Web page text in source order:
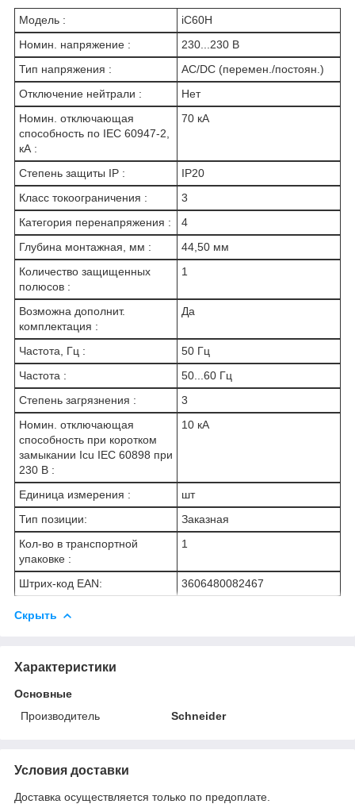
Модель :
iC60H
Номин. напряжение :
230...230 В
Тип напряжения :
AC/DC (перемен./постоян.)
Отключение нейтрали :
Нет
Номин. отключающая
способность по IEC 60947-2,
кА :
70 кА
Степень защиты IP :
IP20
Класс токоограничения :
3
Категория перенапряжения :
4
Глубина монтажная, мм :
44,50 мм
Количество защищенных
полюсов :
1
Возможна дополнит.
комплектация :
Да
Частота, Гц :
50 Гц
Частота :
50...60 Гц
Степень загрязнения :
3
Номин. отключающая
способность при коротком
замыкании Icu IEC 60898 при
230 В :
10 кА
Единица измерения :
шт
Тип позиции:
Заказная
Кол-во в транспортной
упаковке :
1
Штрих-код EAN: 3606480082467
Скрыть
Характеристики
Основные
Производитель
Schneider
Условия доставки
Доставка осуществляется только по предоплате.